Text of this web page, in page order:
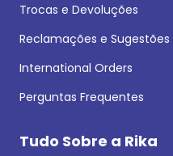
Trocas e Devoluções
Reclamações e Sugestões
International Orders
Perguntas Frequentes
Tudo Sobre a Rika